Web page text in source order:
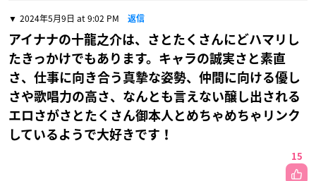
2024年5月9日 at 9:02 PM 返信
アイナナの十龍之介は、さとたくさんにどハマリし
たきっかけでもあります。キャラの誠実さと素直
さ、仕事に向き合う真摯な姿勢、仲間に向ける優し
さや歌唱力の高さ、なんとも言えない醸し出される
エロさがさとたくさん御本人とめちゃめちゃリンク
しているようで大好きです！
15